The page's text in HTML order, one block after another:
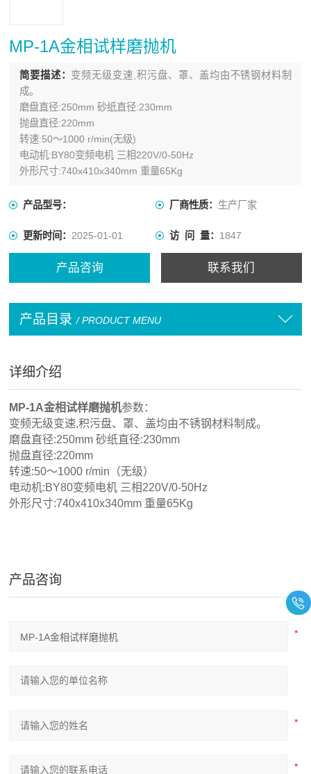
MP-1A金相试样磨抛机
简要描述： 变频无级变速,积污盘、罩、盖均由不锈钢材料制
成。
磨盘直径:250mm 砂纸直径:230mm
抛盘直径:220mm
转速:50～1000 r/min(无级)
电动机:BY80变频电机 三相220V/0-50Hz
外形尺寸:740x410x340mm 重量65Kg
产品型号： 厂商性质： 生产厂家
更新时间：2025-01-01 访 问 量： 1847
产品咨询 联系我们
产品目录 / PRODUCT MENU
详细介绍
MP-1A金相试样磨抛机参数：
变频无级变速,积污盘、罩、盖均由不锈钢材料制成。
磨盘直径:250mm 砂纸直径:230mm
抛盘直径:220mm
转速:50～1000 r/min（无级）
电动机:BY80变频电机 三相220V/0-50Hz
外形尺寸:740x410x340mm 重量65Kg
产品咨询